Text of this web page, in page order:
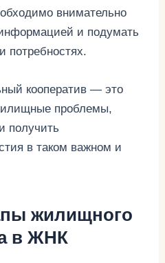
внимательно
и подумать
потребностях.
кооператив — это
проблемы,
получить
в таком важном и
жилищного
в ЖНК